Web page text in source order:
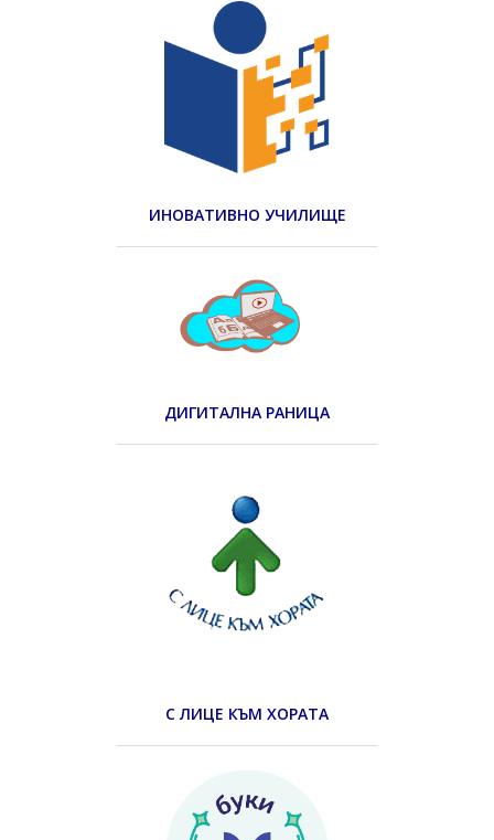
ИНОВАТИВНО УЧИЛИЩЕ
ДИГИТАЛНА РАНИЦА
С ЛИЦЕ КЪМ ХОРАТА